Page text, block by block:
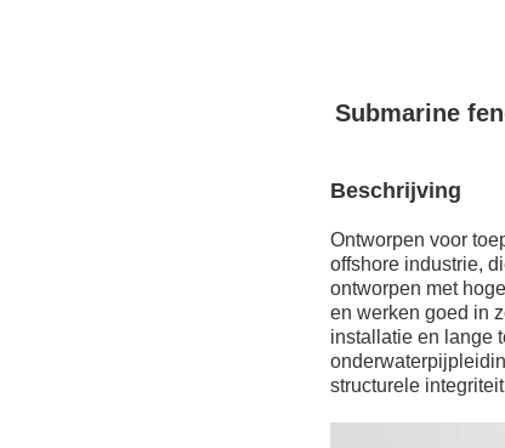
Submarine
Beschrijving
Ontworpen voor
offshore industrie,
ontworpen met
en werken goed in
installatie en lange
structurele